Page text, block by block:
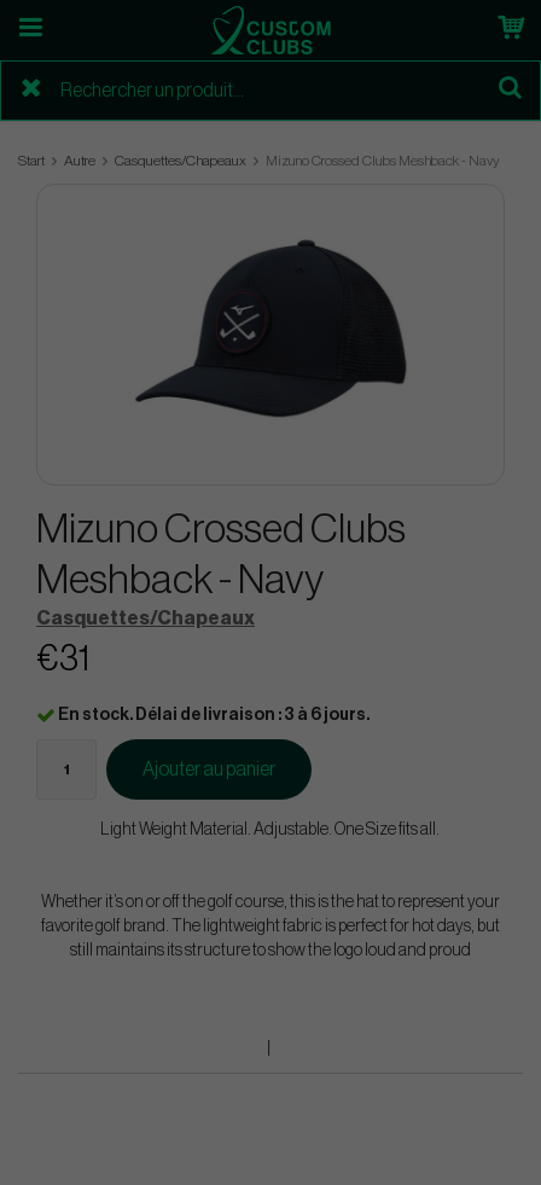
Start Autre Casquettes/Chapeaux Mizuno Crossed Clubs Meshback - Navy
Mizuno Crossed Clubs
Meshback - Navy
Casquettes/Chapeaux
€31
En stock. Délai de livraison : 3 à 6 jours.
Ajouter au panier
Light Weight Material. Adjustable. One Size fits all.
Whether it’s on or off the golf course, this is the hat to represent your
favorite golf brand. The lightweight fabric is perfect for hot days, but
still maintains its structure to show the logo loud and proud